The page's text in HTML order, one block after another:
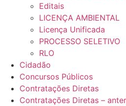
Editais
LICENÇA AMBIENTAL
Licença Unificada
PROCESSO SELETIVO
RLO
Cidadão
Concursos Públicos
Contratações Diretas
Contratações Diretas –